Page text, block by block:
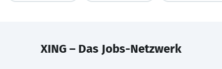
XING – Das Jobs-Netzwerk